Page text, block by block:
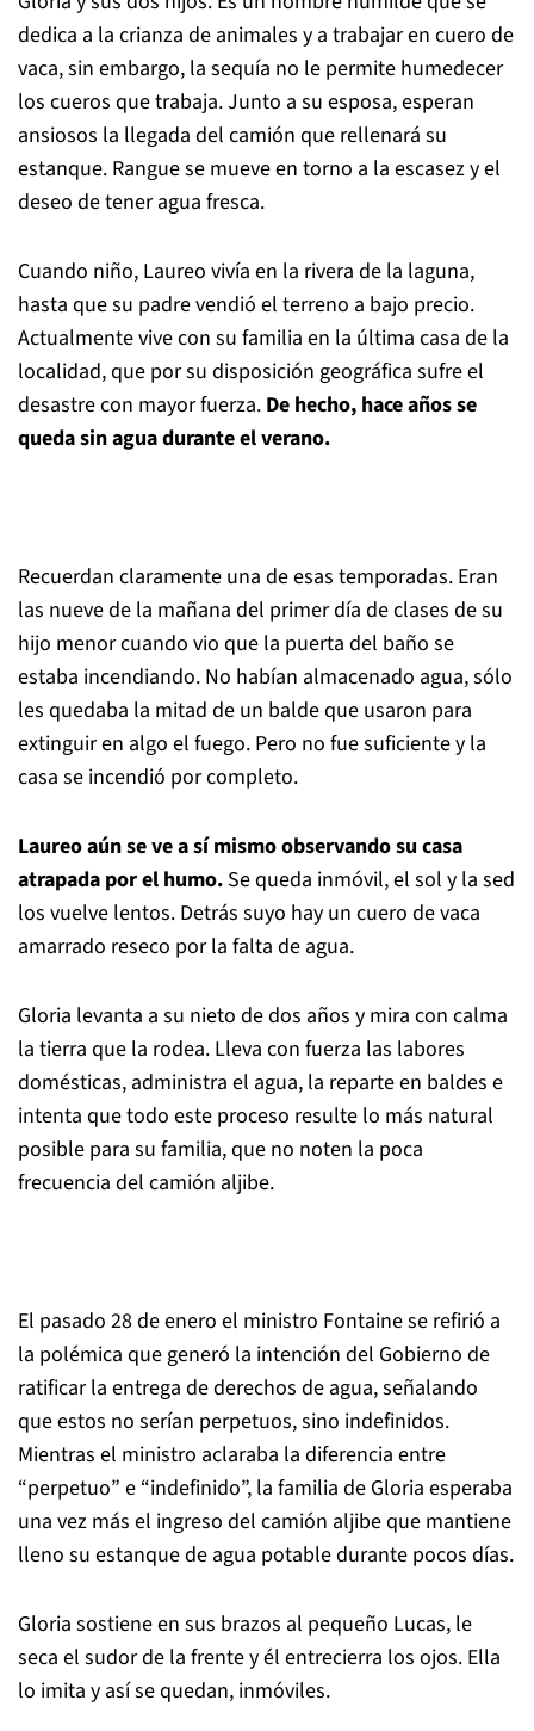
dedica a la crianza de animales y a trabajar en cuero de
vaca, sin embargo, la sequía no le permite humedecer
los cueros que trabaja. Junto a su esposa, esperan
ansiosos la llegada del camión que rellenará su
estanque. Rangue se mueve en torno a la escasez y el
deseo de tener agua fresca.
Cuando niño, Laureo vivía en la rivera de la laguna,
hasta que su padre vendió el terreno a bajo precio.
Actualmente vive con su familia en la última casa de la
localidad, que por su disposición geográfica sufre el
desastre con mayor fuerza. De hecho, hace años se
queda sin agua durante el verano.
Recuerdan claramente una de esas temporadas. Eran
las nueve de la mañana del primer día de clases de su
hijo menor cuando vio que la puerta del baño se
estaba incendiando. No habían almacenado agua, sólo
les quedaba la mitad de un balde que usaron para
extinguir en algo el fuego. Pero no fue suficiente y la
casa se incendió por completo.
Laureo aún se ve a sí mismo observando su casa
atrapada por el humo. Se queda inmóvil, el sol y la sed
los vuelve lentos. Detrás suyo hay un cuero de vaca
amarrado reseco por la falta de agua.
Gloria levanta a su nieto de dos años y mira con calma
la tierra que la rodea. Lleva con fuerza las labores
domésticas, administra el agua, la reparte en baldes e
intenta que todo este proceso resulte lo más natural
posible para su familia, que no noten la poca
frecuencia del camión aljibe.
El pasado 28 de enero el ministro Fontaine se refirió a
la polémica que generó la intención del Gobierno de
ratificar la entrega de derechos de agua, señalando
que estos no serían perpetuos, sino indefinidos.
Mientras el ministro aclaraba la diferencia entre
“perpetuo” e “indefinido”, la familia de Gloria esperaba
una vez más el ingreso del camión aljibe que mantiene
lleno su estanque de agua potable durante pocos días.
Gloria sostiene en sus brazos al pequeño Lucas, le
seca el sudor de la frente y él entrecierra los ojos. Ella
lo imita y así se quedan, inmóviles.